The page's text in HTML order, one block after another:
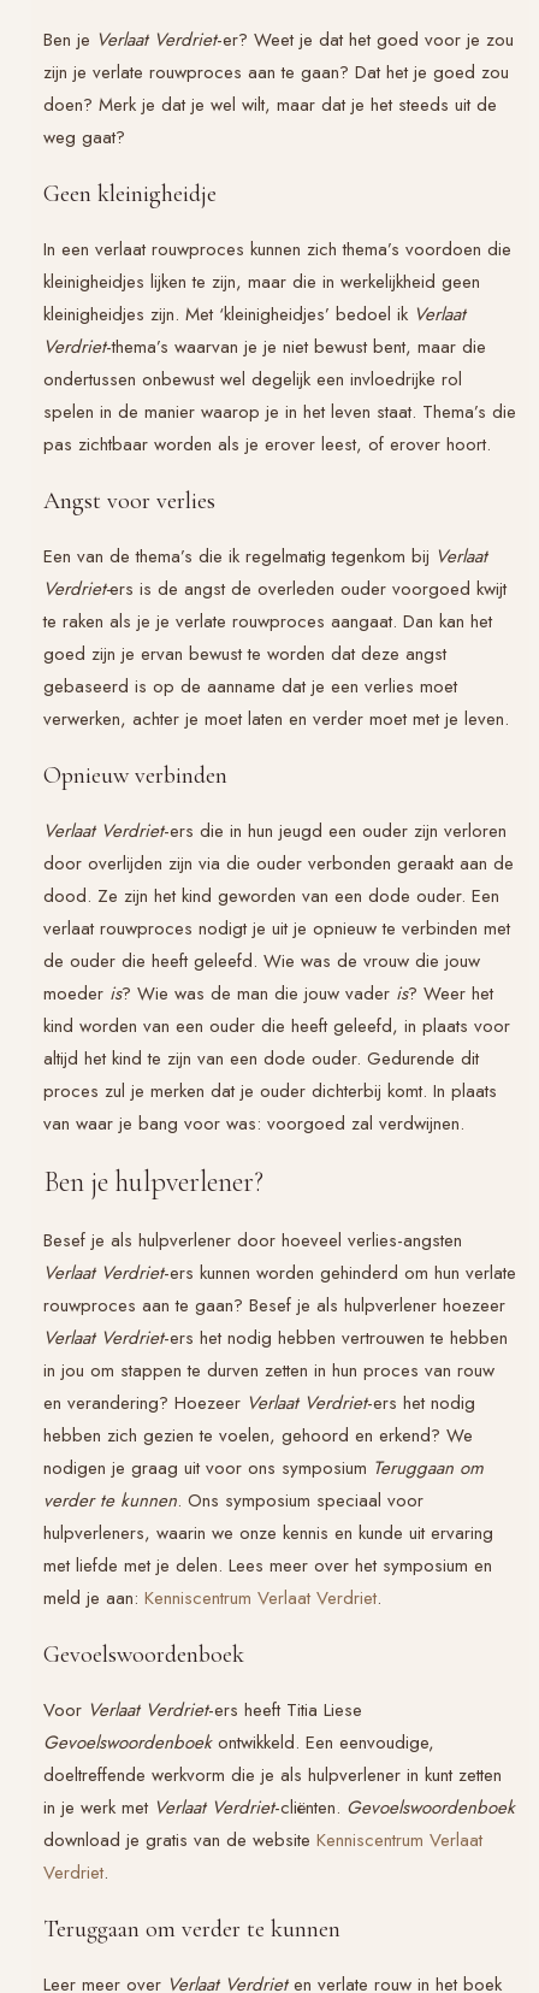
Ben je Verlaat Verdriet-er? Weet je dat het goed voor je zou
zijn je verlate rouwproces aan te gaan? Dat het je goed zou
doen? Merk je dat je wel wilt, maar dat je het steeds uit de
weg gaat?
Geen kleinigheidje
In een verlaat rouwproces kunnen zich thema’s voordoen die
kleinigheidjes lijken te zijn, maar die in werkelijkheid geen
kleinigheidjes zijn. Met ‘kleinigheidjes’ bedoel ik Verlaat
Verdriet-thema’s waarvan je je niet bewust bent, maar die
ondertussen onbewust wel degelijk een invloedrijke rol
spelen in de manier waarop je in het leven staat. Thema’s die
pas zichtbaar worden als je erover leest, of erover hoort.
Angst voor verlies
Een van de thema’s die ik regelmatig tegenkom bij Verlaat
Verdriet-ers is de angst de overleden ouder voorgoed kwijt
te raken als je je verlate rouwproces aangaat. Dan kan het
goed zijn je ervan bewust te worden dat deze angst
gebaseerd is op de aanname dat je een verlies moet
verwerken, achter je moet laten en verder moet met je leven.
Opnieuw verbinden
Verlaat Verdriet-ers die in hun jeugd een ouder zijn verloren
door overlijden zijn via die ouder verbonden geraakt aan de
dood. Ze zijn het kind geworden van een dode ouder. Een
verlaat rouwproces nodigt je uit je opnieuw te verbinden met
de ouder die heeft geleefd. Wie was de vrouw die jouw
moeder is? Wie was de man die jouw vader is? Weer het
kind worden van een ouder die heeft geleefd, in plaats voor
altijd het kind te zijn van een dode ouder. Gedurende dit
proces zul je merken dat je ouder dichterbij komt. In plaats
van waar je bang voor was: voorgoed zal verdwijnen.
Ben je hulpverlener?
Besef je als hulpverlener door hoeveel verlies-angsten
Verlaat Verdriet-ers kunnen worden gehinderd om hun verlate
rouwproces aan te gaan? Besef je als hulpverlener hoezeer
Verlaat Verdriet-ers het nodig hebben vertrouwen te hebben
in jou om stappen te durven zetten in hun proces van rouw
en verandering? Hoezeer Verlaat Verdriet-ers het nodig
hebben zich gezien te voelen, gehoord en erkend? We
nodigen je graag uit voor ons symposium Teruggaan om
verder te kunnen. Ons symposium speciaal voor
hulpverleners, waarin we onze kennis en kunde uit ervaring
met liefde met je delen. Lees meer over het symposium en
meld je aan: Kenniscentrum Verlaat Verdriet.
Gevoelswoordenboek
Voor Verlaat Verdriet-ers heeft Titia Liese
Gevoelswoordenboekontwikkeld. Een eenvoudige,
doeltreffende werkvorm die je als hulpverlener in kunt zetten
in je werk met Verlaat Verdriet-cliënten. Gevoelswoordenboek
download je gratis van de website Kenniscentrum Verlaat
Verdriet.
Teruggaan om verder te kunnen
Leer meer over Verlaat Verdrieten verlate rouw in het boek